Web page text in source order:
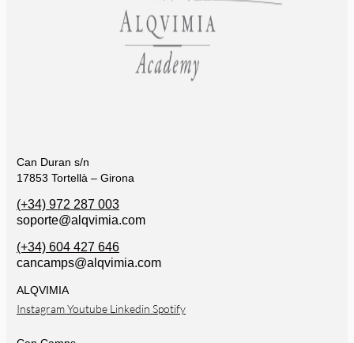
Can Duran s/n
17853 Tortellà – Girona
(+34) 972 287 003
soporte@alqvimia.com
(+34) 604 427 646
cancamps@alqvimia.com
ALQVIMIA
InstagramYoutube Linkedin Spotify